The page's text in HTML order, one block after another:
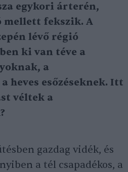
egykori árterén,
mellett fekszik. A
lévő régió
ki van téve a
a
heves esőzéseknek. Itt
véltek a
gazdag vidék, és
a tél csapadékos, a